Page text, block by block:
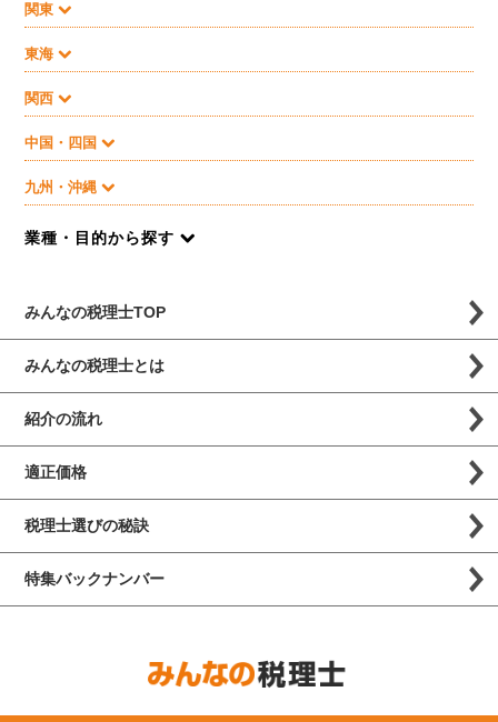
関東
東海
関西
中国・四国
九州・沖縄
業種・目的から探す
みんなの税理士TOP
みんなの税理士とは
紹介の流れ
適正価格
税理士選びの秘訣
特集バックナンバー